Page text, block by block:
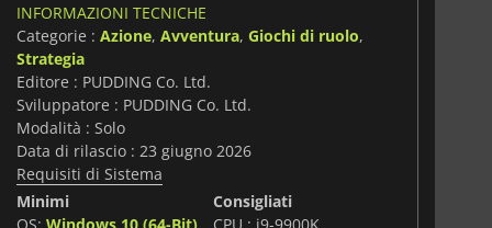
utili e costruisci una base fiorente da zero.
depositi, difese e tutto ciò di cui il tuo insediamento
di nuovo nella natura selvaggia alla ricerca
strano. Antichi portali conducono a regioni
mostri pericolosi e boss imponenti desiderosi di
Ogni bioma offre nuove opportunità, sorprese e
oltre l'orizzonte, sia che tu stia dando la caccia a
curioso di sapere cosa si nasconde oltre
INFORMAZIONI TECNICHE
Categorie : Azione, Avventura, Giochi di ruolo,
Strategia
Editore : PUDDING Co. Ltd.
Sviluppatore : PUDDING Co. Ltd.
Modalità : Solo
Data di rilascio : 23 giugno 2026
Requisiti di Sistema
Minimi
Consigliati